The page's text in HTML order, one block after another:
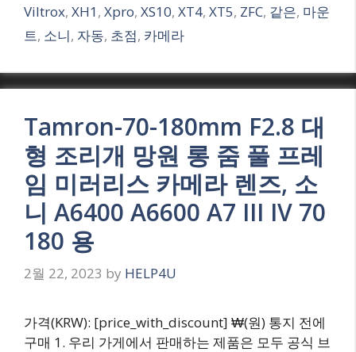
Viltrox, XH1, Xpro, XS10, XT4, XT5, ZFC, 같은, 마운
트, 소니, 자동, 초점, 카메라
Tamron-70-180mm F2.8 대
형 조리개 망원 롱 줌 풀 프레
임 미러리스 카메라 렌즈, 소
니 A6400 A6600 A7 III IV 70
180 용
2월 22, 2023 by HELP4U
가격(KRW): [price_with_discount] ₩(원) 통지 전에
구매 1. 우리 가게에서 판매하는 제품은 모두 공식 브